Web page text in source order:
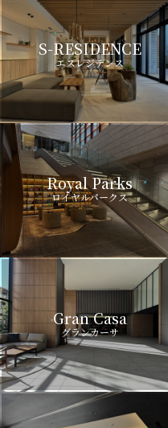
S-RESIDENCE
エスレジデンス
Royal Parks
ロイヤルパークス
Gran Casa
グランカーサ